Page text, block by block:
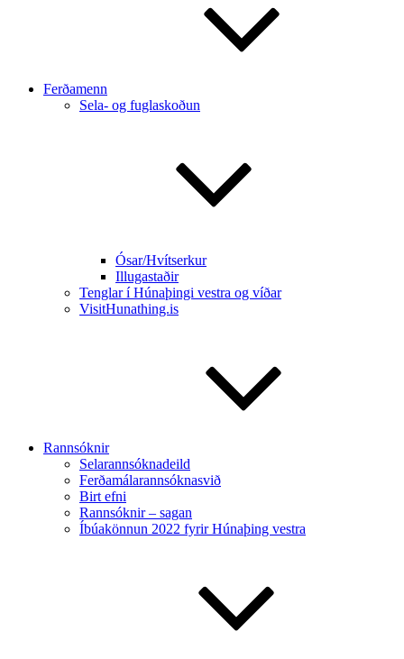
Ferðamenn
Sela- og fuglaskoðun
Ósar/Hvítserkur
Illugastaðir
Tenglar í Húnaþingi vestra og víðar
VisitHunathing.is
Rannsóknir
Selarannsóknadeild
Ferðamálarannsóknasvið
Birt efni
Rannsóknir – sagan
Íbúakönnun 2022 fyrir Húnaþing vestra